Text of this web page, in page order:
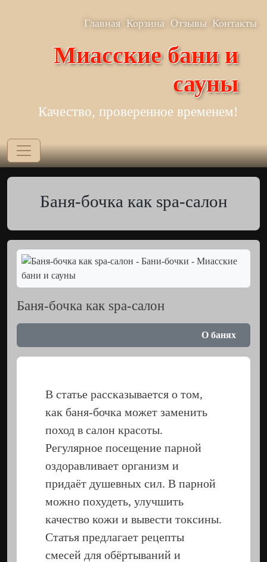
Верхнее меню
Главная Корзина Отзывы Контакты
Миасские бани и
сауны
Качество, проверенное временем!
Баня-бочка как spa-салон
Баня-бочка как spa-салон
О банях
В статье рассказывается о том,
как баня-бочка может заменить
поход в салон красоты.
Регулярное посещение парной
оздоравливает организм и
придаёт душевных сил. В парной
можно похудеть, улучшить
качество кожи и вывести токсины.
Статья предлагает рецепты
смесей для обёртываний и